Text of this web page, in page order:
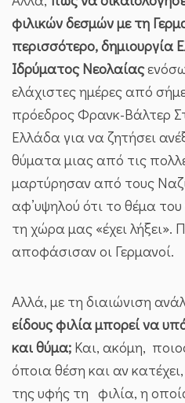
φιλικών δεσμών με τη
περισσότερο, δημιουργία
Ιδρύματος Νεολαίας
ελάχιστες ημέρες από
πρόεδρος Φρανκ-Βάλτερ
Ελλάδα για να ζητήσει
θύματα μιας από τις
μαρτύρησαν από τους
αφ’υψηλού ότι το θέμα
τη χώρα μας «έχει λήξει».
αποφάσισαν οι Γερμανοί.
Αλλά, με τη διαιώνιση
είδους φιλία μπορεί να
και θύμα; Και, ακόμη,
όποια θέση και αν
της υφής τη φιλία, η